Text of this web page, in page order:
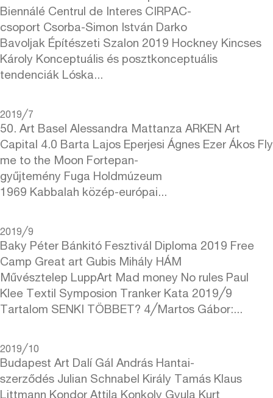
Biennálé Centrul de Interes CIRPAC-
csoport Csorba-Simon István Darko
Bavoljak Építészeti Szalon 2019 Hockney Kincses
Károly Konceptuális és posztkonceptuális
tendenciák Lóska...
2019╱7
50. Art Basel Alessandra Mattanza ARKEN Art
Capital 4.0 Barta Lajos Eperjesi Ágnes Ezer Ákos Fly
me to the Moon Fortepan-
gyűjtemény Fuga Holdmúzeum
1969 Kabbalah közép-európai...
2019╱9
Baky Péter Bánkitó Fesztivál Diploma 2019 Free
Camp Great art Gubis Mihály HÁM
Művésztelep LuppArt Mad money No rules Paul
Klee Textil Symposion Tranker Kata 2019╱9
Tartalom SENKI TÖBBET? 4╱Martos Gábor:...
2019╱10
Budapest Art Dalí Gál András Hantai-
szerződés Julian Schnabel Király Tamás Klaus